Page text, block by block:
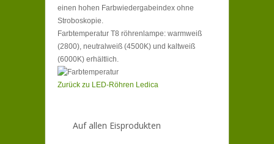
einen hohen Farbwiedergabeindex ohne
Stroboskopie.
Farbtemperatur T8 röhrenlampe: warmweiß
(2800), neutralweiß (4500K) und kaltweiß
(6000K) erhältlich.
Zurück zu LED-Röhren Ledica
Auf allen Eisprodukten